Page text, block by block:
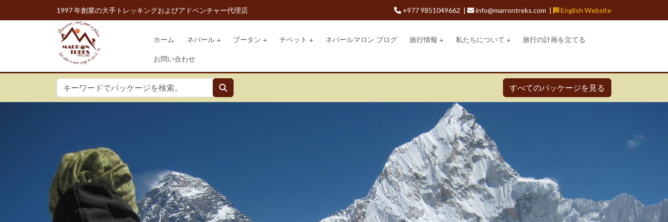
1997 年創業の大手トレッキングおよびアドベンチャー代理店 +977 9851049662 | info@marrontreks.com | English Website
ホーム ネパール ブータン チベット ネパールマロン ブログ 旅行情報 私たちについて 旅行の計画を立てる
お問い合わせ
すべてのパッケージを見る